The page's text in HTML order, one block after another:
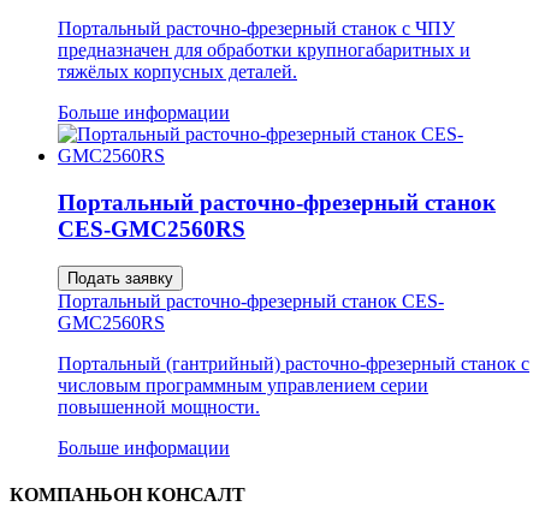
Портальный расточно-фрезерный станок с ЧПУ
предназначен для обработки крупногабаритных и
тяжёлых корпусных деталей.
Больше информации
Портальный расточно-фрезерный станок
CES-GMC2560RS
Подать заявку
Портальный расточно-фрезерный станок CES-
GMC2560RS
Портальный (гантрийный) расточно-фрезерный станок с
числовым программным управлением серии
повышенной мощности.
Больше информации
КОМПАНЬОН КОНСАЛТ